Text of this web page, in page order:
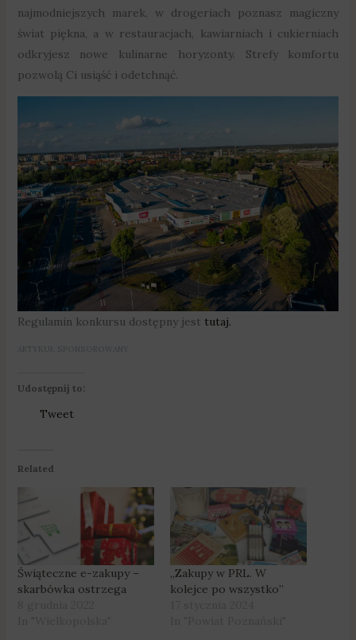
najmodniejszych marek, w drogeriach poznasz magiczny
świat piękna, a w restauracjach, kawiarniach i cukierniach
odkryjesz nowe kulinarne horyzonty. Strefy komfortu
pozwolą Ci usiąść i odetchnąć.
Regulamin konkursu dostępny jest tutaj.
ARTYKUŁ SPONSOROWANY
Udostępnij to:
Tweet
Related
Świąteczne e-zakupy –
skarbówka ostrzega
„Zakupy w PRL. W
kolejce po wszystko”